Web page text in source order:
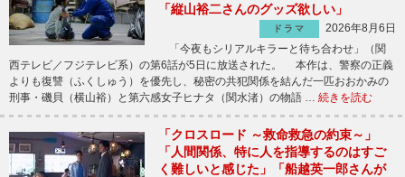
「縦山裕二さんのグッズ欲しい」
ドラマ
2026年8月6日
「今夜もシリアルキラーと待ち合わせ」（関
西テレビ／フジテレビ系）の第6話が5日に放送された。 本作は、警察の正義
よりも復讐（ふくしゅう）を優先し、秘密の共犯関係を結んだ一匹おおかみの
刑事・磯貝（横山裕）と第六感女子ヒナタ（関水渚）の物語 … 続きを読む
「クロスロード ～救命救急の約束～」
「人間関係、特に人を指導するのはすご
く難しいと感じた」「船越英一郎さんが